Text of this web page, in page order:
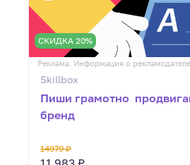
СКИДКА 20%
Реклама. Информация о
Skillbox
Пиши грамотно 
бренд
14979 ₽